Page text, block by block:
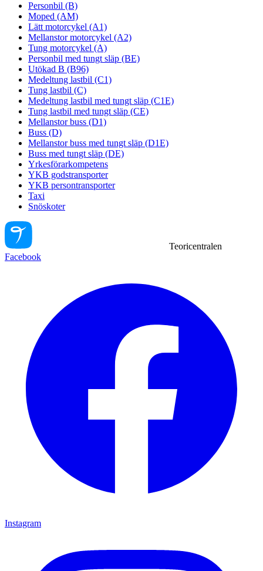
Personbil (B)
Moped (AM)
Lätt motorcykel (A1)
Mellanstor motorcykel (A2)
Tung motorcykel (A)
Personbil med tungt släp (BE)
Utökad B (B96)
Medeltung lastbil (C1)
Tung lastbil (C)
Medeltung lastbil med tungt släp (C1E)
Tung lastbil med tungt släp (CE)
Mellanstor buss (D1)
Buss (D)
Mellanstor buss med tungt släp (D1E)
Buss med tungt släp (DE)
Yrkesförarkompetens
YKB godstransporter
YKB persontransporter
Taxi
Snöskoter
Teoricentralen
Facebook
Instagram